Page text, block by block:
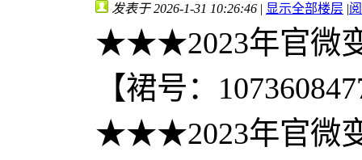
发表于 2026-1-31 10:26:46 | 显示全部楼层 |
★★★2023年官微
【裙号：
★★★2023年官微